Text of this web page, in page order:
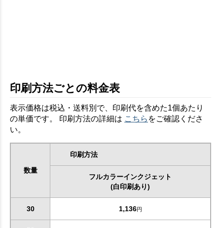
印刷方法ごとの料金表
表示価格は税込・送料別で、印刷代を含めた1個あたり
の単価です。 印刷方法の詳細は こちら をご確認くださ
い。
数量
印刷方法
フルカラーインクジェット
(白印刷あり)
30 1,136円